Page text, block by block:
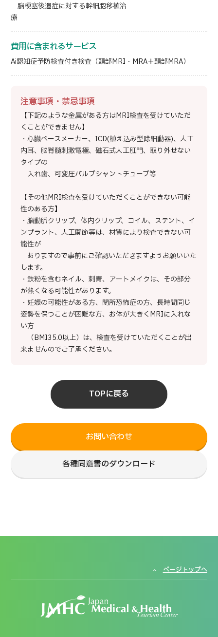
お問い合わせ
各種同意書のダウンロード
脳梗塞後遺症に対する幹細胞移植治
療
費用に含まれるサービス
Ai認知症予防検査付き検査（頭部MRI・MRA＋頚部MRA）
注意事項・禁忌事項
【下記のような金属がある方はMRI検査を受けていただ
くことができません】
・心臓ペースメーカー、ICD(植え込み型除細動器)、人工
内耳、脳脊髄刺激電極、磁石式人工肛門、取り外せない
タイプの
入れ歯、可変圧バルブシャントチューブ等
【その他MRI検査を受けていただくことができない可能
性のある方】
・脳動脈クリップ、体内クリップ、コイル、ステント、イ
ンプラント、人工関節等は、材質により検査できない可
能性が
ありますので事前にご確認いただきますようお願いいた
します。
・鉄粉を含むネイル、刺青、アートメイクは、その部分
が熱くなる可能性があります。
・妊娠の可能性がある方、閉所恐怖症の方、長時間同じ
姿勢を保つことが困難な方、お体が大きくMRIに入れな
い方
（BMI35.0以上）は、検査を受けていただくことが出
来ませんのでご了承ください。
TOPに戻る
ページトップへ